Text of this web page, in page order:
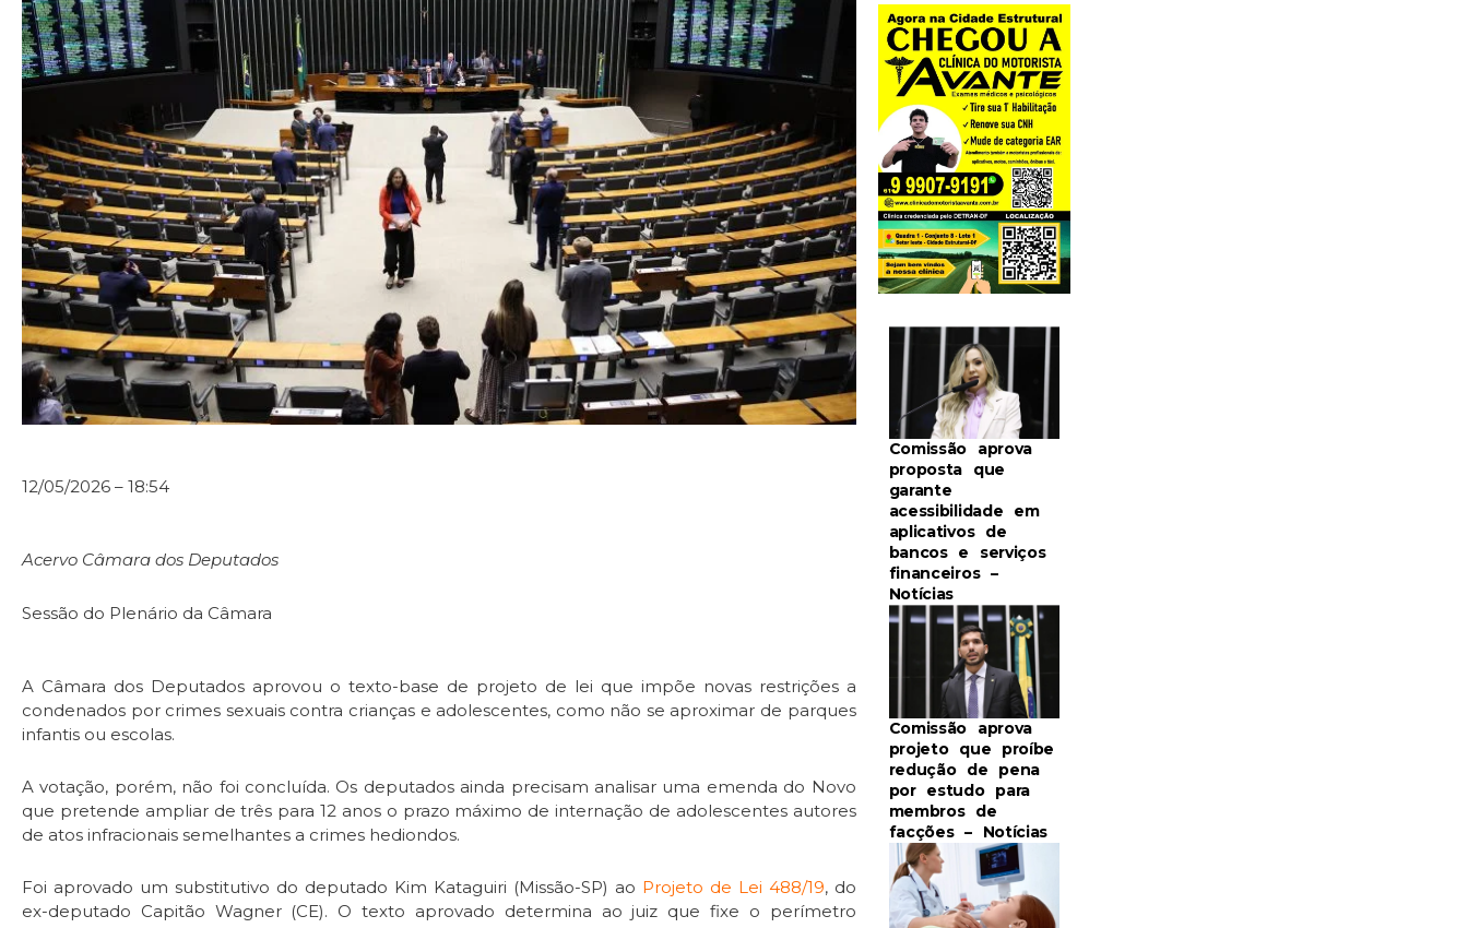
12/05/2026 – 18:54
Acervo Câmara dos Deputados
Sessão do Plenário da Câmara
A Câmara dos Deputados aprovou o texto-base de projeto de lei que impõe novas restrições a
condenados por crimes sexuais contra crianças e adolescentes, como não se aproximar de parques
infantis ou escolas.
A votação, porém, não foi concluída. Os deputados ainda precisam analisar uma emenda do Novo
que pretende ampliar de três para 12 anos o prazo máximo de internação de adolescentes autores
de atos infracionais semelhantes a crimes hediondos.
Foi aprovado um substitutivo do deputado Kim Kataguiri (Missão-SP) ao Projeto de Lei 488/19, do
ex-deputado Capitão Wagner (CE). O texto aprovado determina ao juiz que fixe o perímetro
Comissão aprova
proposta que
garante
acessibilidade em
aplicativos de
bancos e serviços
financeiros –
Notícias
Comissão aprova
projeto que proíbe
redução de pena
por estudo para
membros de
facções – Notícias